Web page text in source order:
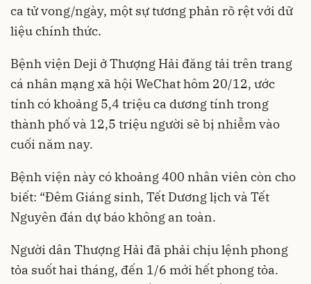
ca tử vong/ngày, một sự tương phản rõ rệt với dữ
liệu chính thức.
Bệnh viện Deji ở Thượng Hải đăng tải trên trang
cá nhân mạng xã hội WeChat hôm 20/12, ước
tính có khoảng 5,4 triệu ca dương tính trong
thành phố và 12,5 triệu người sẽ bị nhiễm vào
cuối năm nay.
Bệnh viện này có khoảng 400 nhân viên còn cho
biết: “Đêm Giáng sinh, Tết Dương lịch và Tết
Nguyên đán dự báo không an toàn.
Người dân Thượng Hải đã phải chịu lệnh phong
tỏa suốt hai tháng, đến 1/6 mới hết phong tỏa.